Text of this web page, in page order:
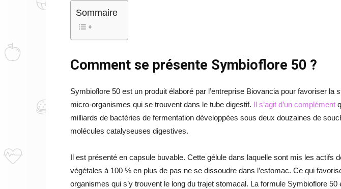
Sommaire
Comment se présente Symbioflore 50 ?
Symbioflore 50 est un produit élaboré par l’entreprise Biovancia pour favoriser la
micro-organismes qui se trouvent dans le tube digestif. Il s’agit d’un complément
milliards de bactéries de fermentation développées sous deux douzaines de
molécules catalyseuses digestives.
Il est présenté en capsule buvable. Cette gélule dans laquelle sont mis les actifs
végétales à 100 % en plus de pas ne se dissoudre dans l’estomac. Ce qui
organismes qui s’y trouvent le long du trajet stomacal. La formule Symbioflore